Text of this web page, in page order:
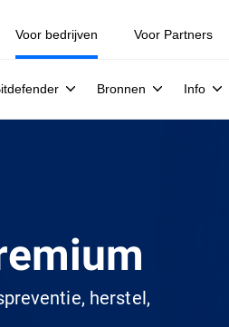
Voor bedrijven
Bronnen Info
Voor Partners
herstel,